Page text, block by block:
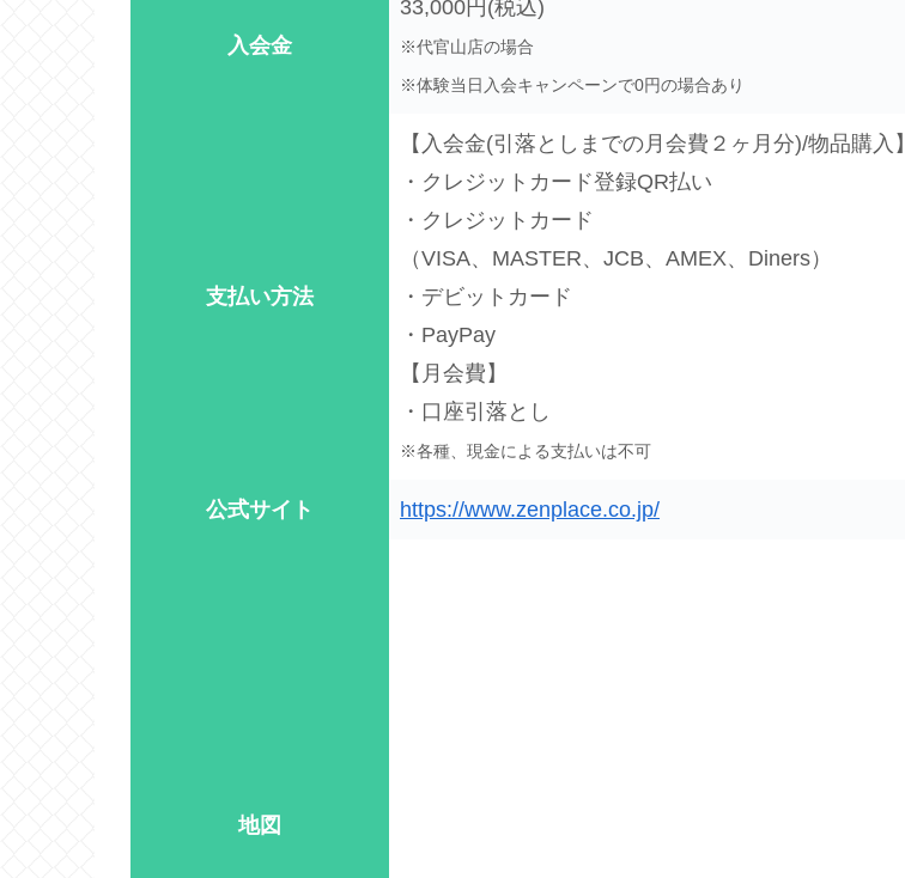
入会金
33,000円(税込)
※代官山店の場合
※体験当日入会キャンペーンで0円の場合あり
支払い方法
【入会金(引落としまでの月会費２ヶ月分)/物品購入】
・クレジットカード登録QR払い
・クレジットカード
（VISA、MASTER、JCB、AMEX、Diners）
・デビットカード
・PayPay
【月会費】
・口座引落とし
※各種、現金による支払いは不可
公式サイト https://www.zenplace.co.jp/
地図